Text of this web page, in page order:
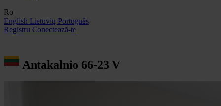
Ro
English Lietuvių Português
Registru Conectează-te
Antakalnio 66-23 V